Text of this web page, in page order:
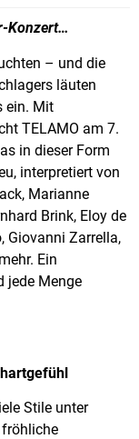
Konzert…
– und die
läuten
ein. Mit
TELAMO am 7.
in dieser Form
interpretiert von
Marianne
Brink, Eloy de
Giovanni Zarrella,
Ein
jede Menge
Stile unter